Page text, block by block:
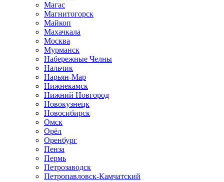
Магас
Магнитогорск
Майкоп
Махачкала
Москва
Мурманск
Набережные Челны
Нальчик
Нарьян-Мар
Нижнекамск
Нижний Новгород
Новокузнецк
Новосибирск
Омск
Орёл
Оренбург
Пенза
Пермь
Петрозаводск
Петропавловск-Камчатский